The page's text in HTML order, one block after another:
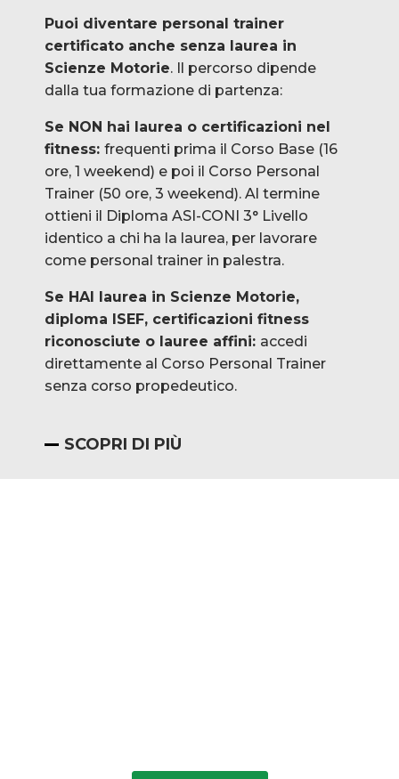
Puoi diventare personal trainer
certificato anche senza laurea in
Scienze Motorie. Il percorso dipende
dalla tua formazione di partenza:
Se NON hai laurea o certificazioni nel
fitness: frequenti prima il Corso Base (16
ore, 1 weekend) e poi il Corso Personal
Trainer (50 ore, 3 weekend). Al termine
ottieni il Diploma ASI-CONI 3° Livello
identico a chi ha la laurea, per lavorare
come personal trainer in palestra.
Se HAI laurea in Scienze Motorie,
diploma ISEF, certificazioni fitness
riconosciute o lauree affini: accedi
direttamente al Corso Personal Trainer
senza corso propedeutico.
SCOPRI DI PIÙ